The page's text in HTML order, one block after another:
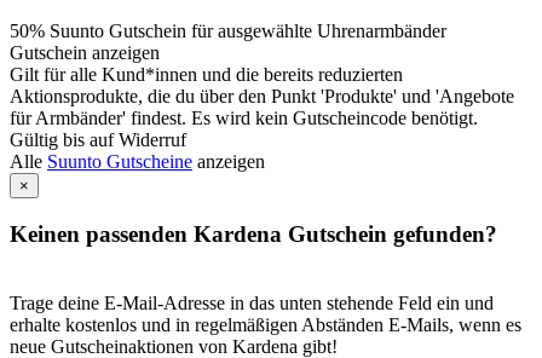
50% Suunto Gutschein für ausgewählte Uhrenarmbänder
Gutschein anzeigen
Gilt für alle Kund*innen und die bereits reduzierten
Aktionsprodukte, die du über den Punkt 'Produkte' und 'Angebote
für Armbänder' findest. Es wird kein Gutscheincode benötigt.
Gültig bis auf Widerruf
Alle Suunto Gutscheine anzeigen
×
Keinen passenden Kardena Gutschein gefunden?
Trage deine E-Mail-Adresse in das unten stehende Feld ein und
erhalte kostenlos und in regelmäßigen Abständen E-Mails, wenn es
neue Gutscheinaktionen von Kardena gibt!